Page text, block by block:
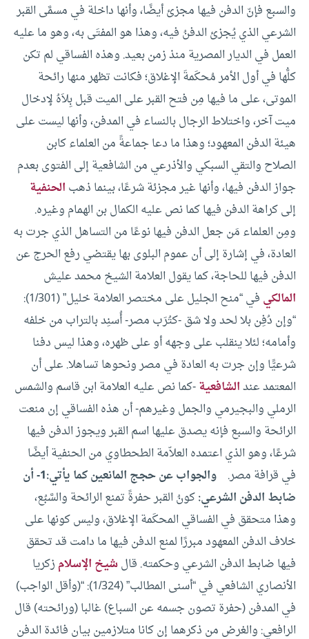
والسبع فإنّ الدفن فيها مجزئ أيضًا، وأنها داخلة في مسمَّى القبر
الشرعي الذي يُجزئ الدفنُ فيه، وهذا هو المفتَى به، وهو ما عليه
العمل في الديار المصرية منذ زمن بعيد. وهذه الفساقي لم تكن
كلُّها في أول الأمر مُحكَمةَ الإغلاق؛ فكانت تظهر منها رائحة
الموتى، على ما فيها مِن فتح القبر على الميت قبل بِلاَهُ لإدخال
ميت آخر، واختلاط الرجال بالنساء في المدفن، وأنها ليست على
هيئة الدفن المعهود؛ وهذا ما دعا جماعةً من العلماء كابن
الصلاح والتقي السبكي والأذرعي من الشافعية إلى الفتوى بعدم
جواز الدفن فيها، وأنها غير مجزئة شرعًا، بينما ذهب الحنفية
إلى كراهة الدفن فيها كما نص عليه الكمال بن الهمام وغيره.
ومِن العلماء مَن جعل الدفن فيها نوعًا من التساهل الذي جرت به
العادة، في إشارة إلى أن عموم البلوى بها يقتضي رفع الحرج عن
الدفن فيها للحاجة، كما يقول العلامة الشيخ محمد عليش
المالكي
في “منح الجليل على مختصر العلامة خليل” (1/301):
“وإن دُفِن بلا لحد ولا شق -كتُرَب مصر- أُسنِد بالتراب من خلفه
وأمامه؛ لئلا ينقلب على وجهه أو على ظهره، وهذا ليس دفنا
شرعيًّا وإن جرت به العادة في مصر ونحوها تساهلا. على أن
المعتمد عندالشافعية-كما نص عليه العلامة ابن قاسم والشمس
الرملي والبجيرمي والجمل وغيرهم- أن هذه الفساقي إن منعت
الرائحة والسبع فإنه يصدق عليها اسم القبر ويجوز الدفن فيها
شرعًا، وهو الذي اعتمده العلاّمة الطحطاوي من الحنفية أيضًا
في قرافة مصر. والجواب عن حجج المانعين كما يأتي: 1- أن
ضابط الدفن الشرعي:كونُ القبر حفرةً تمنع الرائحة والسَّبُع،
وهذا متحقق في الفساقي المحكَمة الإغلاق، وليس كونها على
خلاف الدفن المعهود مبررًا لمنع الدفن فيها ما دامت قد تحقق
فيها ضابط الدفن الشرعي وحكمته. قالشيخ الإسلام زكريا
الأنصاري الشافعي في “أسنى المطالب” (1/324): “(وأقل الواجب)
في المدفن (حفرة تصون جسمه عن السباع) غالبا (ورائحته) قال
الرافعي: والغرض من ذكرهما إن كانا متلازمين بيان فائدة الدفن